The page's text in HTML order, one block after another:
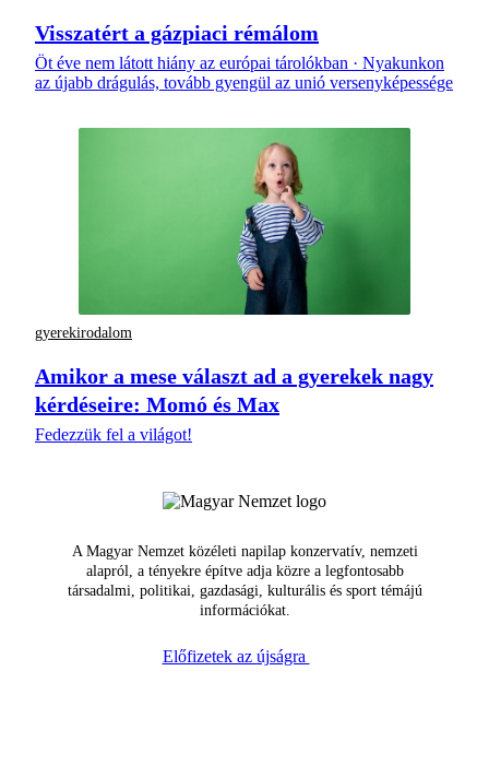
Visszatért a gázpiaci rémálom
Öt éve nem látott hiány az európai tárolókban · Nyakunkon
az újabb drágulás, tovább gyengül az unió versenyképessége
gyerekirodalom
Amikor a mese választ ad a gyerekek nagy
kérdéseire: Momó és Max
Fedezzük fel a világot!
A Magyar Nemzet közéleti napilap konzervatív, nemzeti
alapról, a tényekre építve adja közre a legfontosabb
társadalmi, politikai, gazdasági, kulturális és sport témájú
információkat.
Előfizetek az újságra